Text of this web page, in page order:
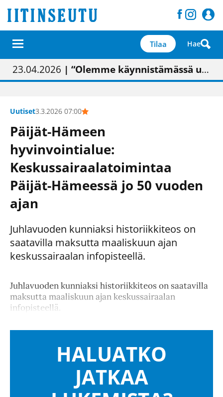
Tilaa Hae
01.02.2026 | Painon vaihtumisen pitäisi näkyä hieman parempana painojäljen laatuna lehdessä
05.02.2026 | Uudistettu kunnantalo on valoisa
23.04.2026 | “Olemme käynnistämässä uudelleen keskustavisiotyön”
09.05.2026| "Maalla on totuttu elämään omavaraisemmin kuin kaupungissa"
Uutiset3.3.2026 07:00
Päijät-Hämeen
hyvinvointialue:
Keskussairaalatoimintaa
Päijät-Hämeessä jo 50 vuoden
ajan
Juhlavuoden kunniaksi historiikkiteos on
saatavilla maksutta maaliskuun ajan
keskussairaalan infopisteellä.
Juhlavuoden kunniaksi historiikkiteos on saatavilla
maksutta maaliskuun ajan keskussairaalan
infopisteellä.
HALUATKO
JATKAA